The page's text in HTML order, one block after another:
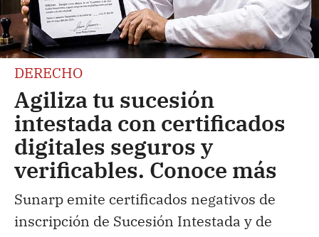
DERECHO
Agiliza tu sucesión
intestada con certificados
digitales seguros y
verificables. Conoce más
Sunarp emite certificados negativos de
inscripción de Sucesión Intestada y de